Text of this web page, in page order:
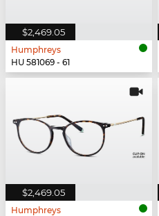
$2,469.05
Humphreys
HU 581069 - 61
$2,469.05
Humphreys